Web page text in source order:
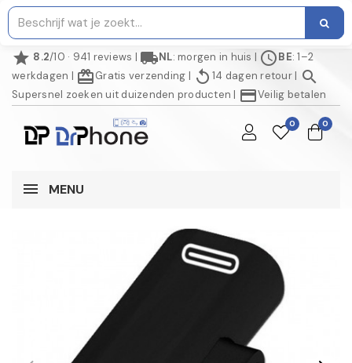
star 8.2/10 · 941 reviews | local_shippingNL: morgen in huis | scheduleBE: 1–2
werkdagen | redeemGratis verzending | replay 14 dagen retour| search
Supersnel zoeken uit duizenden producten | credit_cardVeilig betalen
0 0
MENU